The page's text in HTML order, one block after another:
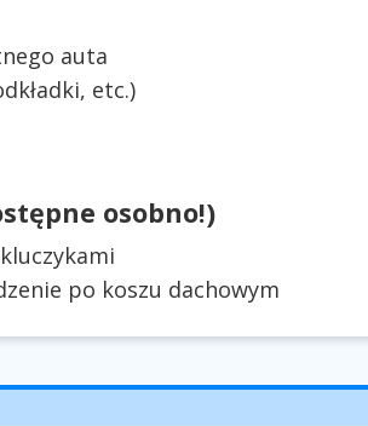
auta
etc.)
osobno!)
po koszu dachowym